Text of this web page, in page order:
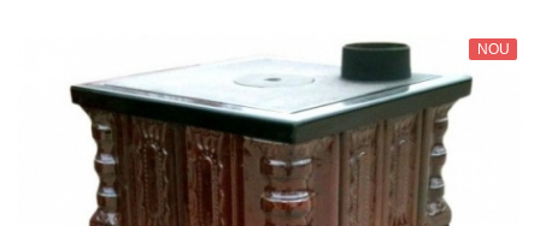
NOU